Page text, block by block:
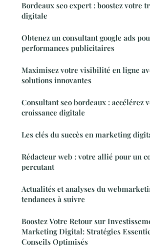
Bordeaux seo expert : boostez votre
digitale
Obtenez un consultant google ads
performances publicitaires
Maximisez votre visibilité en ligne
solutions innovantes
Consultant seo bordeaux : accélérez
croissance digitale
Les clés du succès en marketing
Rédacteur web : votre allié pour un
percutant
Actualités et analyses du
tendances à suivre
Boostez Votre Retour sur
Marketing Digital: Stratégies
Conseils Optimisés